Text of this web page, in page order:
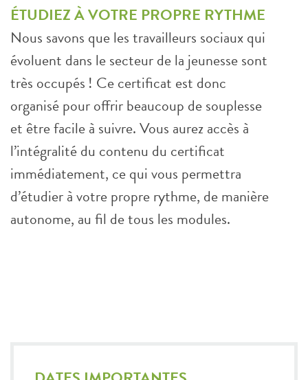
ÉTUDIEZ À VOTRE PROPRE RYTHME
Nous savons que les travailleurs sociaux qui
évoluent dans le secteur de la jeunesse sont
très occupés ! Ce certificat est donc
organisé pour offrir beaucoup de souplesse
et être facile à suivre. Vous aurez accès à
l’intégralité du contenu du certificat
immédiatement, ce qui vous permettra
d’étudier à votre propre rythme, de manière
autonome, au fil de tous les modules.